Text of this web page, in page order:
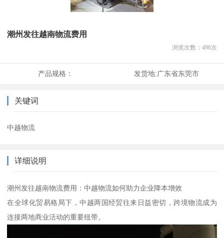
潮州发往越南物流费用
浏览次数： 496次
产品规格： 发货地:广东省东莞市
关键词
中越物流
详细说明
潮州发往越南物流费用：中越物流如何助力企业降本增效
在全球化贸易格局下，中越两国经贸往来日益密切，跨境物流成为
连接两地商业活动的重要纽带。